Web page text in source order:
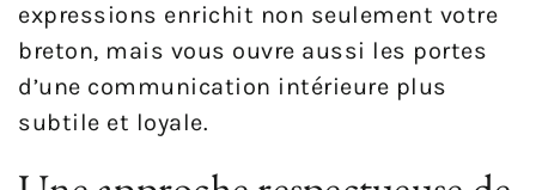
expressions enrichit non seulement votre
breton, mais vous ouvre aussi les portes
d’une communication intérieure plus
subtile et loyale.